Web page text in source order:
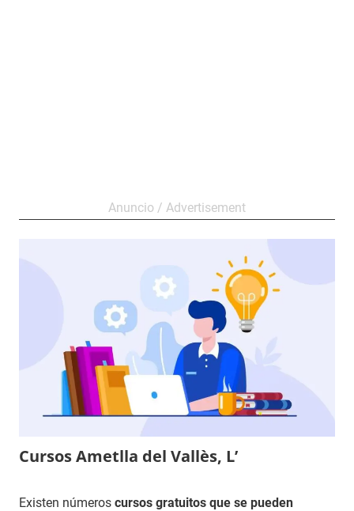
Cursos Ametlla del Vallès, L’
14
Maria
Cursos
Existen números cursos gratuitos que se pueden